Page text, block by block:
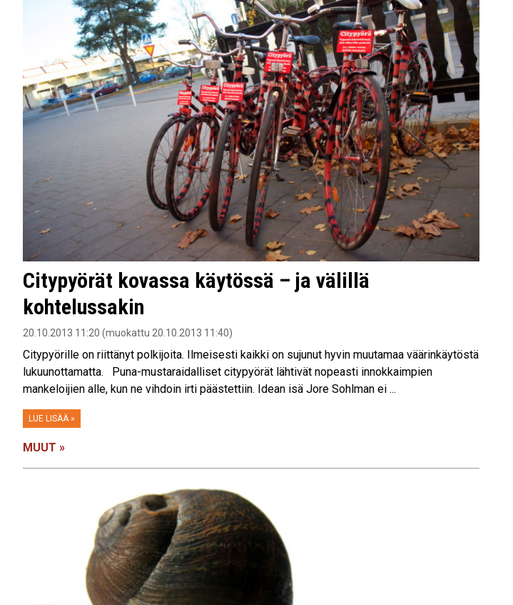
Citypyörät kovassa käytössä – ja välillä
kohtelussakin
20.10.2013 11:20 (muokattu 20.10.2013 11:40)
Citypyörille on riittänyt polkijoita. Ilmeisesti kaikki on sujunut hyvin muutamaa väärinkäytöstä
lukuunottamatta. Puna-mustaraidalliset citypyörät lähtivät nopeasti innokkaimpien
mankeloijien alle, kun ne vihdoin irti päästettiin. Idean isä Jore Sohlman ei ...
LUE LISÄÄ »
MUUT »